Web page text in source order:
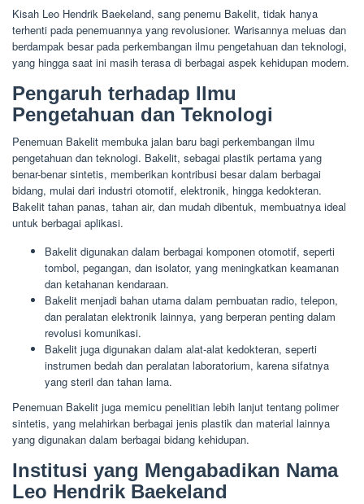
Kisah Leo Hendrik Baekeland, sang penemu Bakelit, tidak hanya
terhenti pada penemuannya yang revolusioner. Warisannya meluas dan
berdampak besar pada perkembangan ilmu pengetahuan dan teknologi,
yang hingga saat ini masih terasa di berbagai aspek kehidupan modern.
Pengaruh terhadap Ilmu
Pengetahuan dan Teknologi
Penemuan Bakelit membuka jalan baru bagi perkembangan ilmu
pengetahuan dan teknologi. Bakelit, sebagai plastik pertama yang
benar-benar sintetis, memberikan kontribusi besar dalam berbagai
bidang, mulai dari industri otomotif, elektronik, hingga kedokteran.
Bakelit tahan panas, tahan air, dan mudah dibentuk, membuatnya ideal
untuk berbagai aplikasi.
Bakelit digunakan dalam berbagai komponen otomotif, seperti
tombol, pegangan, dan isolator, yang meningkatkan keamanan
dan ketahanan kendaraan.
Bakelit menjadi bahan utama dalam pembuatan radio, telepon,
dan peralatan elektronik lainnya, yang berperan penting dalam
revolusi komunikasi.
Bakelit juga digunakan dalam alat-alat kedokteran, seperti
instrumen bedah dan peralatan laboratorium, karena sifatnya
yang steril dan tahan lama.
Penemuan Bakelit juga memicu penelitian lebih lanjut tentang polimer
sintetis, yang melahirkan berbagai jenis plastik dan material lainnya
yang digunakan dalam berbagai bidang kehidupan.
Institusi yang Mengabadikan Nama
Leo Hendrik Baekeland